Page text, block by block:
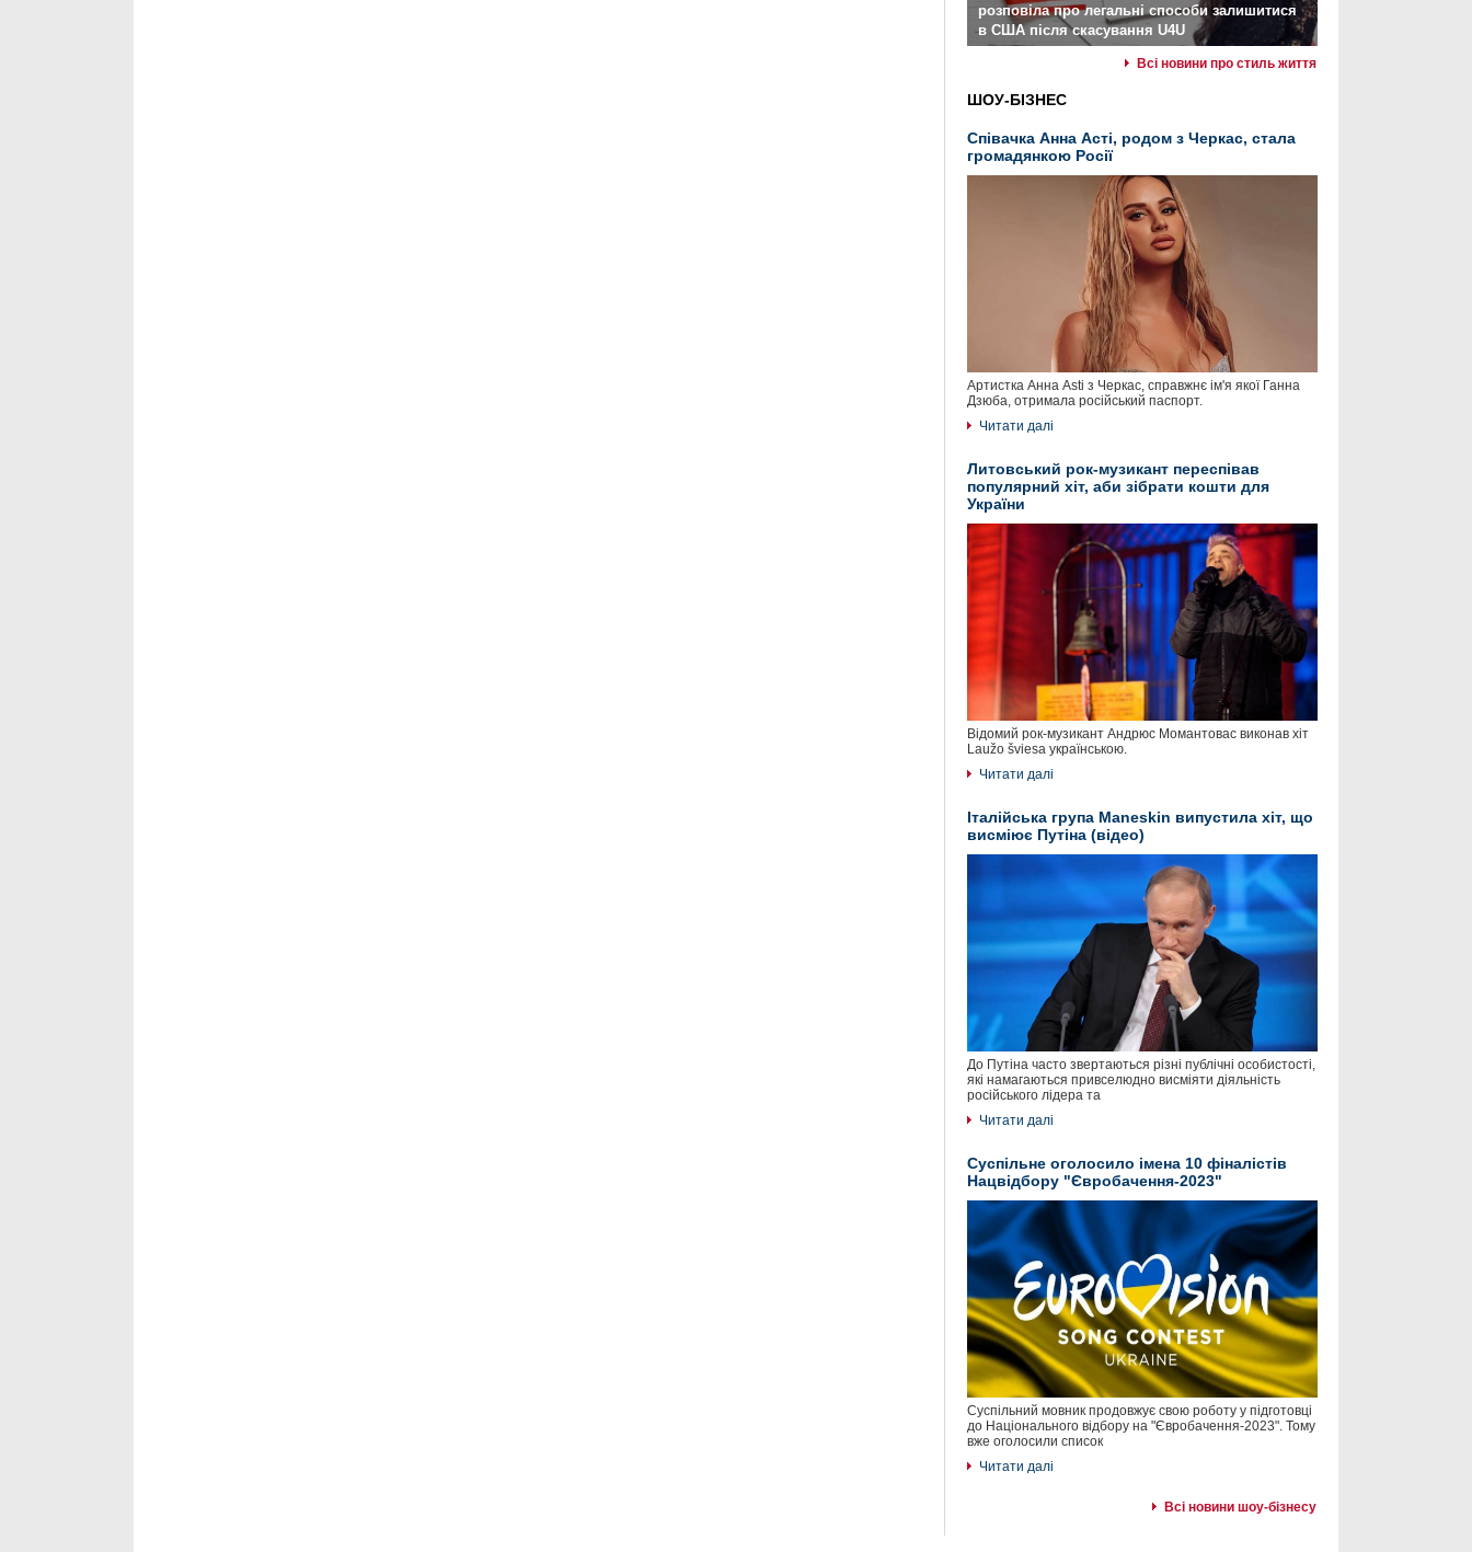
розповіла про легальні способи залишитися
в США після скасування U4U
Всі новини про стиль життя
ШОУ-БІЗНЕС
Співачка Анна Асті, родом з Черкас, стала
громадянкою Росії
Артистка Анна Asti з Черкас, справжнє ім'я якої Ганна
Дзюба, отримала російський паспорт.
Читати далі
Литовський рок-музикант переспівав
популярний хіт, аби зібрати кошти для
України
Відомий рок-музикант Андрюс Момантовас виконав хіт
Laužo šviesa українською.
Читати далі
Італійська група Maneskin випустила хіт, що
висміює Путіна (відео)
До Путіна часто звертаються різні публічні особистості,
які намагаються привселюдно висміяти діяльність
російського лідера та
Читати далі
Суспільне оголосило імена 10 фіналістів
Нацвідбору "Євробачення-2023"
Суспільний мовник продовжує свою роботу у підготовці
до Національного відбору на "Євробачення-2023". Тому
вже оголосили список
Читати далі
Всі новини шоу-бізнесу